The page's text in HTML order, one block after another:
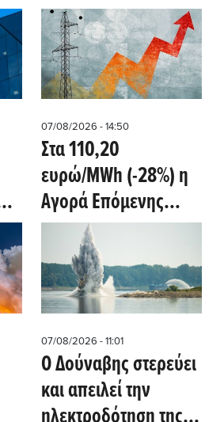
07/08/2026 - 14:50
Στα 110,20
ευρώ/MWh (-28%) η
Αγορά Επόμενης
Ημέρας αύριο
8/8/2026
07/08/2026 - 11:01
Ο Δούναβης στερεύει
και απειλεί την